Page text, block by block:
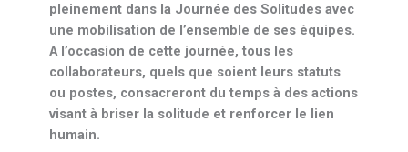
pleinement dans la Journée des Solitudes avec
une mobilisation de l’ensemble de ses équipes.
A l’occasion de cette journée, tous les
collaborateurs, quels que soient leurs statuts
ou postes, consacreront du temps à des actions
visant à briser la solitude et renforcer le lien
humain.